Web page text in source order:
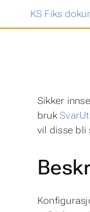
KS Fiks
Sikker
bruk SvarUt
vil disse bli